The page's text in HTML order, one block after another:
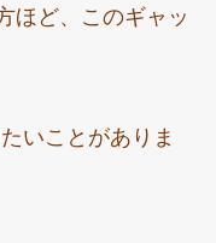
ほど、このギャッ
いことがありま